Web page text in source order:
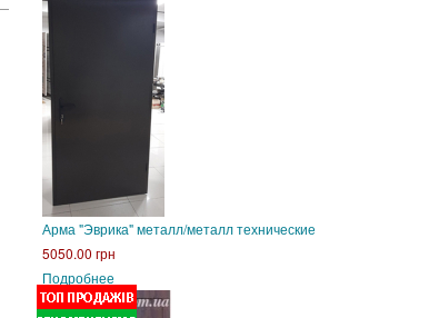
Арма "Эврика" металл/металл технические
5050.00 грн
Подробнее